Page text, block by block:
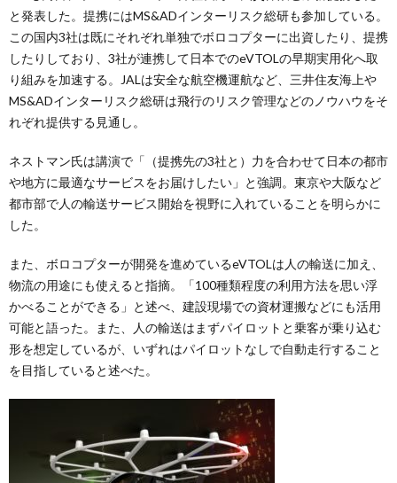
と発表した。提携にはMS&ADインターリスク総研も参加している。
この国内3社は既にそれぞれ単独でボロコプターに出資したり、提携
したりしており、3社が連携して日本でのeVTOLの早期実用化へ取
り組みを加速する。JALは安全な航空機運航など、三井住友海上や
MS&ADインターリスク総研は飛行のリスク管理などのノウハウをそ
れぞれ提供する見通し。
ネストマン氏は講演で「（提携先の3社と）力を合わせて日本の都市
や地方に最適なサービスをお届けしたい」と強調。東京や大阪など
都市部で人の輸送サービス開始を視野に入れていることを明らかに
した。
また、ボロコプターが開発を進めているeVTOLは人の輸送に加え、
物流の用途にも使えると指摘。「100種類程度の利用方法を思い浮
かべることができる」と述べ、建設現場での資材運搬などにも活用
可能と語った。また、人の輸送はまずパイロットと乗客が乗り込む
形を想定しているが、いずれはパイロットなしで自動走行すること
を目指していると述べた。